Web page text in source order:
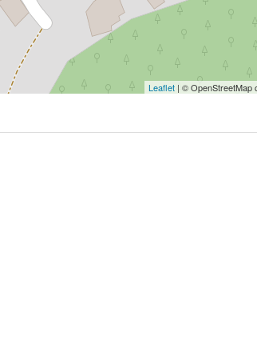
Leaflet | © OpenStreetMap